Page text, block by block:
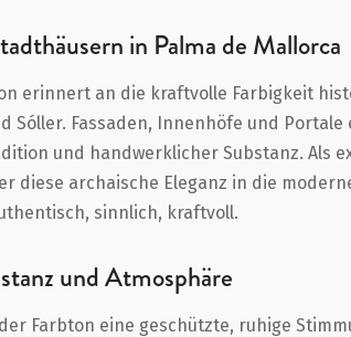
in Palma de Mallorca
erinnert an die kraftvolle Farbigkeit
Sóller. Fassaden, Innenhöfe und Portale
und handwerklicher Substanz. Als
diese archaische Eleganz in die
sinnlich, kraftvoll.
und Atmosphäre
Farbton eine geschützte, ruhige